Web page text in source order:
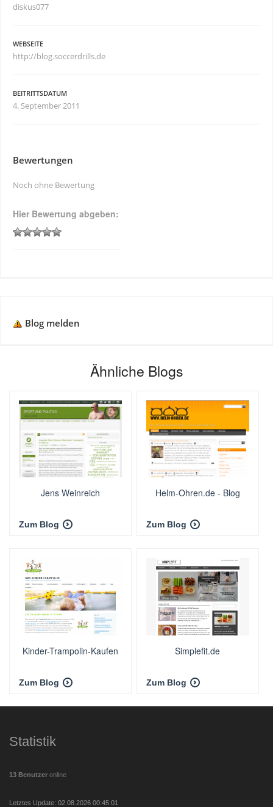
diskus077
WEBSEITE
http://blog.soccerdrills.de
BEITRITTSDATUM
4. September 2011
Bewertungen
Noch ohne Bewertung
Hier Bewertung abgeben:
Blog melden
Ähnliche Blogs
Jens Weinreich
Zum Blog
Helm-Ohren.de - Blog
Zum Blog
Kinder-Trampolin-Kaufen
Zum Blog
Simplefit.de
Zum Blog
Statistik
13 Benutzer online
Letztes Update: 02.08.2026 00:45:01